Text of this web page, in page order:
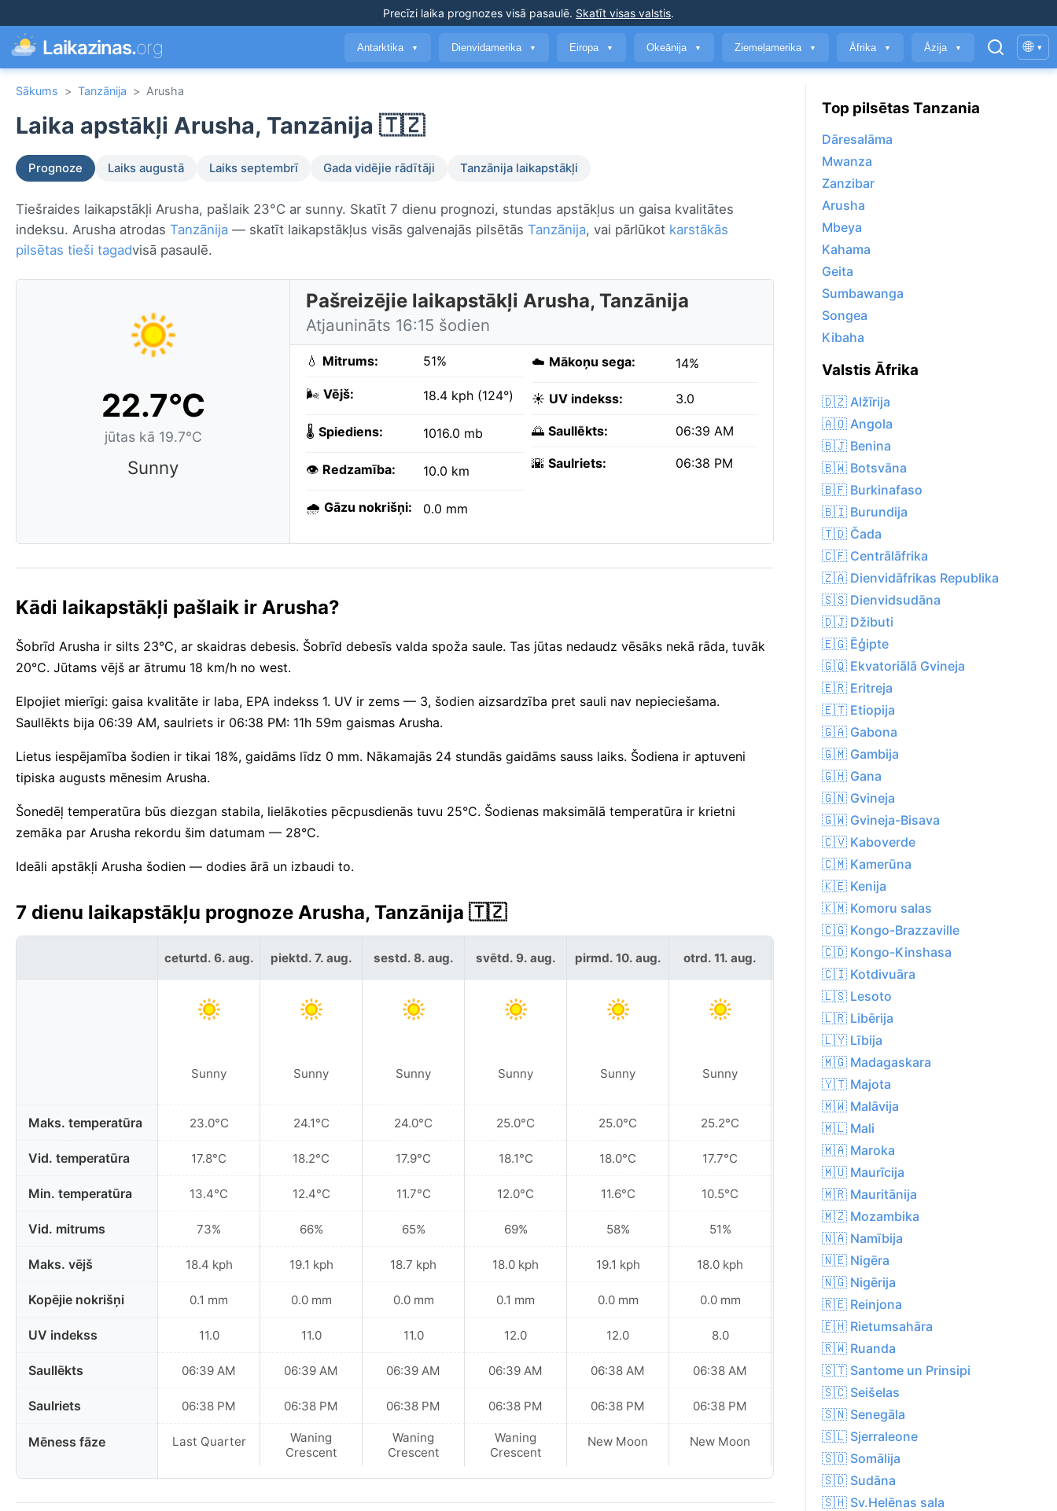
Precīzi laika prognozes visā pasaulē. Skatīt visas valstis.
Laikazinas.org Antarktika ▼ Dienvidamerika ▼ Eiropa ▼ Okeānija ▼ Ziemeļamerika ▼ Āfrika ▼ Āzija ▼ 🌐 ▾
Sākums > Tanzānija > Arusha
Laika apstākļi Arusha, Tanzānija 🇹🇿
Prognoze Laiks augustā Laiks septembrī Gada vidējie rādītāji Tanzānija laikapstākļi
Tiešraides laikapstākļi Arusha, pašlaik 23°C ar sunny. Skatīt 7 dienu prognozi, stundas apstākļus un gaisa kvalitātes
indeksu. Arusha atrodas Tanzānija — skatīt laikapstākļus visās galvenajās pilsētās Tanzānija, vai pārlūkot karstākās
pilsētas tieši tagadvisā pasaulē.
22.7°C
jūtas kā 19.7°C
Sunny
Pašreizējie laikapstākļi Arusha, Tanzānija
Atjaunināts 16:15 šodien
💧 Mitrums: 51%
🌬️ Vējš: 18.4 kph (124°)
🌡️ Spiediens: 1016.0 mb
👁️ Redzamība: 10.0 km
🌧️ Gāzu nokrišņi: 0.0 mm
☁️ Mākoņu sega: 14%
☀️ UV indekss: 3.0
🌅 Saullēkts: 06:39 AM
🌇 Saulriets: 06:38 PM
Kādi laikapstākļi pašlaik ir Arusha?
Šobrīd Arusha ir silts 23°C, ar skaidras debesis. Šobrīd debesīs valda spoža saule. Tas jūtas nedaudz vēsāks nekā rāda, tuvāk
20°C. Jūtams vējš ar ātrumu 18 km/h no west.
Elpojiet mierīgi: gaisa kvalitāte ir laba, EPA indekss 1. UV ir zems — 3, šodien aizsardzība pret sauli nav nepieciešama.
Saullēkts bija 06:39 AM, saulriets ir 06:38 PM: 11h 59m gaismas Arusha.
Lietus iespējamība šodien ir tikai 18%, gaidāms līdz 0 mm. Nākamajās 24 stundās gaidāms sauss laiks. Šodiena ir aptuveni
tipiska augusts mēnesim Arusha.
Šonedēļ temperatūra būs diezgan stabila, lielākoties pēcpusdienās tuvu 25°C. Šodienas maksimālā temperatūra ir krietni
zemāka par Arusha rekordu šim datumam — 28°C.
Ideāli apstākļi Arusha šodien — dodies ārā un izbaudi to.
7 dienu laikapstākļu prognoze Arusha, Tanzānija 🇹🇿
Maks. temperatūra
Vid. temperatūra
Min. temperatūra
Vid. mitrums
Maks. vējš
Kopējie nokrišņi
UV indekss
Saullēkts
Saulriets
Mēness fāze
ceturtd. 6. aug.
Sunny
23.0°C
17.8°C
13.4°C
73%
18.4 kph
0.1 mm
11.0
06:39 AM
06:38 PM
Last Quarter
piektd. 7. aug.
Sunny
24.1°C
18.2°C
12.4°C
66%
19.1 kph
0.0 mm
11.0
06:39 AM
06:38 PM
Waning
Crescent
sestd. 8. aug.
Sunny
24.0°C
17.9°C
11.7°C
65%
18.7 kph
0.0 mm
11.0
06:39 AM
06:38 PM
Waning
Crescent
svētd. 9. aug.
Sunny
25.0°C
18.1°C
12.0°C
69%
18.0 kph
0.1 mm
12.0
06:39 AM
06:38 PM
Waning
Crescent
pirmd. 10. aug.
Sunny
25.0°C
18.0°C
11.6°C
58%
19.1 kph
0.0 mm
12.0
06:38 AM
06:38 PM
New Moon
otrd. 11. aug.
Sunny
25.2°C
17.7°C
10.5°C
51%
18.0 kph
0.0 mm
8.0
06:38 AM
06:38 PM
New Moon
trešd. 12. aug.
25.3°C
18.1°C
11.5°C
54%
19.1 kph
0.0 mm
8.0
06:38 AM
06:38 PM
New Moon
Top pilsētas Tanzania
Dāresalāma
Mwanza
Zanzibar
Arusha
Mbeya
Kahama
Geita
Sumbawanga
Songea
Kibaha
Valstis Āfrika
🇩🇿 Alžīrija
🇦🇴 Angola
🇧🇯 Benina
🇧🇼 Botsvāna
🇧🇫 Burkinafaso
🇧🇮 Burundija
🇹🇩 Čada
🇨🇫 Centrālāfrika
🇿🇦 Dienvidāfrikas Republika
🇸🇸 Dienvidsudāna
🇩🇯 Džibuti
🇪🇬 Ēģipte
🇬🇶 Ekvatoriālā Gvineja
🇪🇷 Eritreja
🇪🇹 Etiopija
🇬🇦 Gabona
🇬🇲 Gambija
🇬🇭 Gana
🇬🇳 Gvineja
🇬🇼 Gvineja-Bisava
🇨🇻 Kaboverde
🇨🇲 Kamerūna
🇰🇪 Kenija
🇰🇲 Komoru salas
🇨🇬 Kongo-Brazzaville
🇨🇩 Kongo-Kinshasa
🇨🇮 Kotdivuāra
🇱🇸 Lesoto
🇱🇷 Libērija
🇱🇾 Lībija
🇲🇬 Madagaskara
🇾🇹 Majota
🇲🇼 Malāvija
🇲🇱 Mali
🇲🇦 Maroka
🇲🇺 Maurīcija
🇲🇷 Mauritānija
🇲🇿 Mozambika
🇳🇦 Namībija
🇳🇪 Nigēra
🇳🇬 Nigērija
🇷🇪 Reinjona
🇪🇭 Rietumsahāra
🇷🇼 Ruanda
🇸🇹 Santome un Prinsipi
🇸🇨 Seišelas
🇸🇳 Senegāla
🇸🇱 Sjerraleone
🇸🇴 Somālija
🇸🇩 Sudāna
🇸🇭 Sv.Helēnas sala